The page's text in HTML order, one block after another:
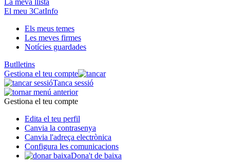
La meva llista
El meu 3CatInfo
Els meus temes
Les meves firmes
Notícies guardades
Butlletins
Gestiona el teu compte
Tanca sessió
Gestiona el teu compte
Edita el teu perfil
Canvia la contrasenya
Canvia l'adreça electrònica
Configura les comunicacions
Dona't de baixa